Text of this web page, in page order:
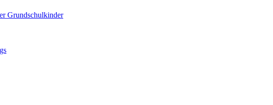
Grundschulkinder